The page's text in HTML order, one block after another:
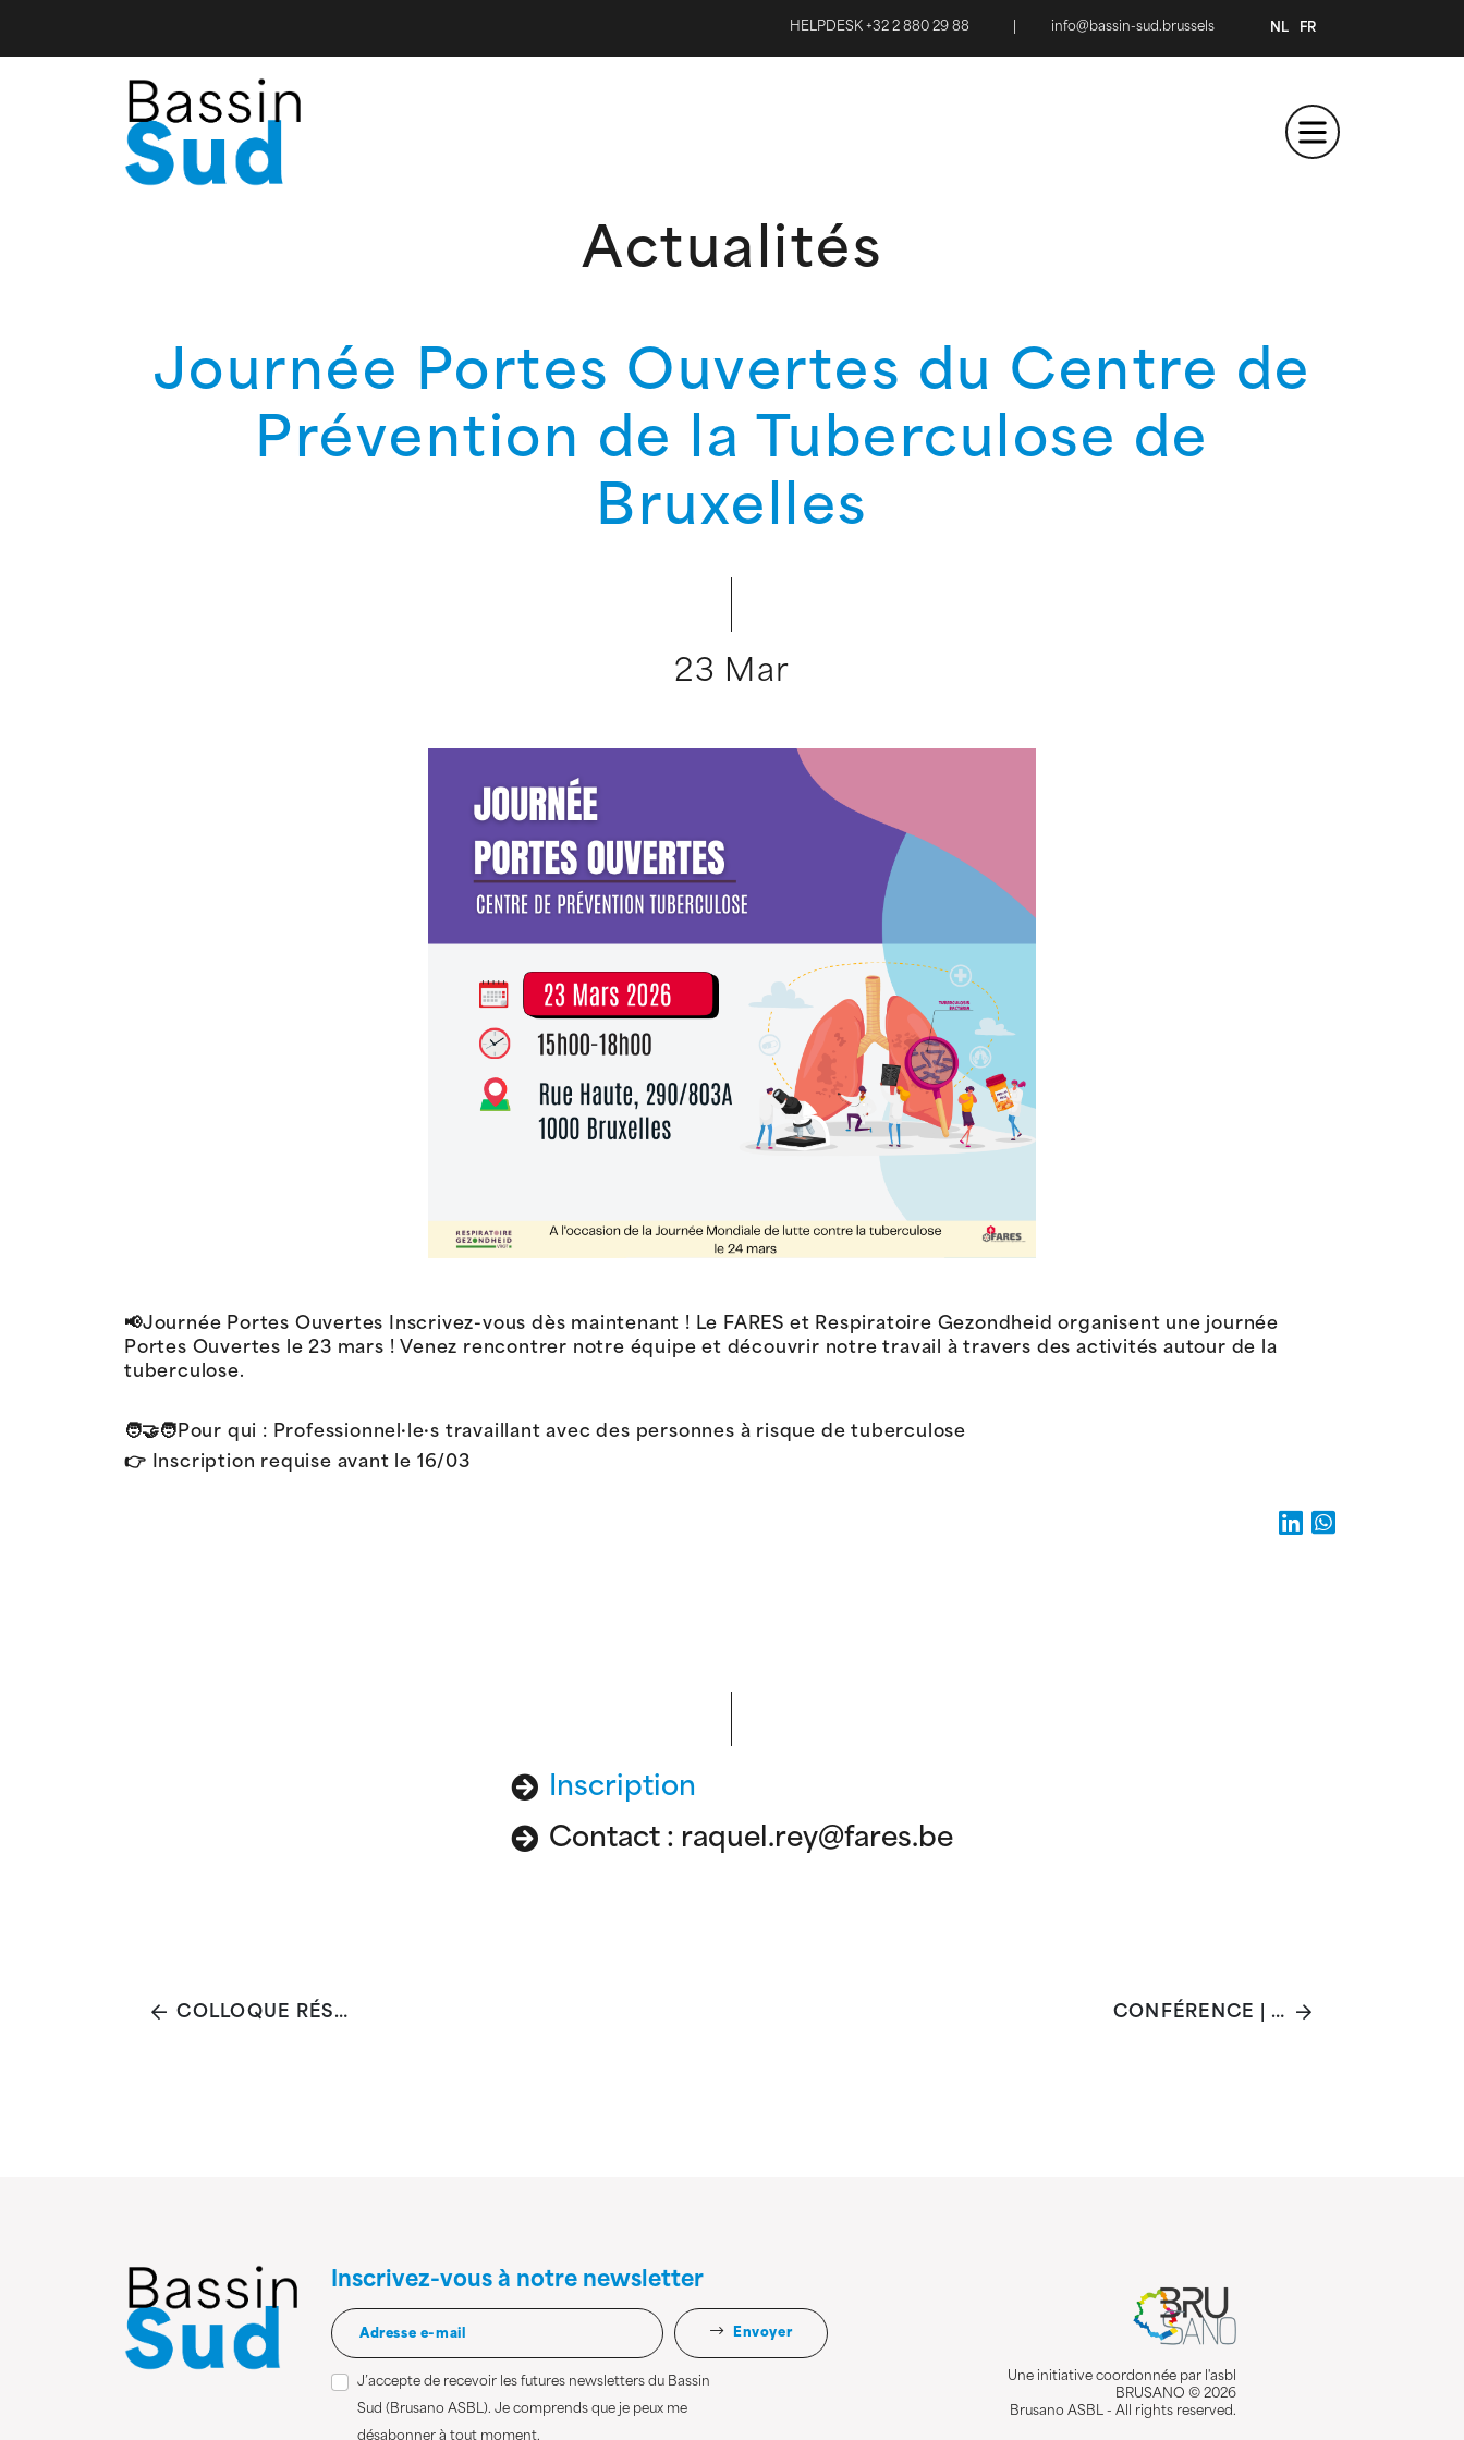
HELPDESK +32 2 880 29 88 info@bassin-sud.brussels NL FR
Actualités
Journée Portes Ouvertes du Centre de
Prévention de la Tuberculose de
Bruxelles
23 Mar
📢Journée Portes Ouvertes Inscrivez-vous dès maintenant ! Le FARES et Respiratoire Gezondheid organisent une journée
Portes Ouvertes le 23 mars ! Venez rencontrer notre équipe et découvrir notre travail à travers des activités autour de la
tuberculose.
🧑‍🤝‍🧑Pour qui : Professionnel·le·s travaillant avec des personnes à risque de tuberculose
👉 Inscription requise avant le 16/03
Inscription
Contact : raquel.rey@fares.be
COLLOQUE RÉSEAU EN PÉRINATALITÉ ET SANTÉ MENTALE CONFÉRENCE | L'HYPERSENSIBILITÉ À L'ÂGE L'ADULTE
Inscrivez-vous à notre newsletter
Envoyer
J’accepte de recevoir les futures newsletters du Bassin
Sud (Brusano ASBL). Je comprends que je peux me
désabonner à tout moment.
Une initiative coordonnée par l'asbl
BRUSANO © 2026
Brusano ASBL - All rights reserved.